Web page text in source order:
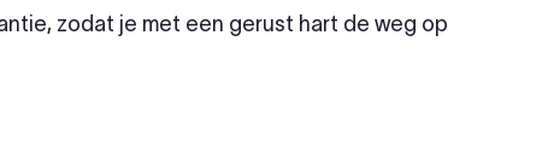
zodat je met een gerust hart de weg op